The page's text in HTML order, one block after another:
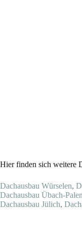
Hier finden sich weitere
Dachausbau Würselen,
Dachausbau Übach-
Dachausbau Jülich,